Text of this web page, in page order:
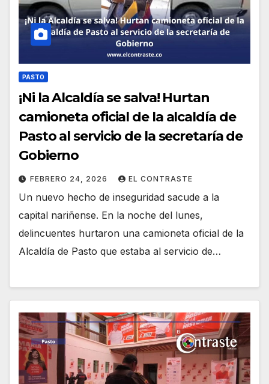
PASTO
¡Ni la Alcaldía se salva! Hurtan
camioneta oficial de la alcaldía de
Pasto al servicio de la secretaría de
Gobierno
FEBRERO 24, 2026 EL CONTRASTE
Un nuevo hecho de inseguridad sacude a la
capital nariñense. En la noche del lunes,
delincuentes hurtaron una camioneta oficial de la
Alcaldía de Pasto que estaba al servicio de…